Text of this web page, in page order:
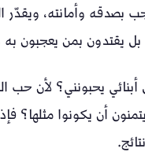
بصدقه وأمانته، ويقدّر
بل يقتدون بمن يعجبون
يحبونني؟ لأن
أن يكونوا